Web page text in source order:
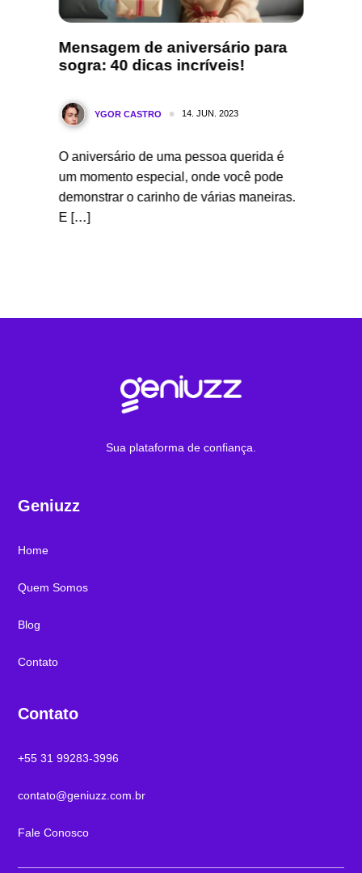
Mensagem de aniversário para
sogra: 40 dicas incríveis!
YGOR CASTRO 14. JUN. 2023
O aniversário de uma pessoa querida é
um momento especial, onde você pode
demonstrar o carinho de várias maneiras.
E […]
Sua plataforma de confiança.
Geniuzz
Home
Quem Somos
Blog
Contato
Contato
+55 31 99283-3996
contato@geniuzz.com.br
Fale Conosco